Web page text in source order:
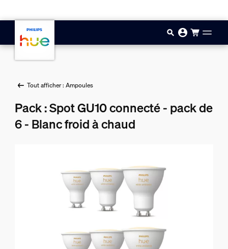
Tout afficher : Ampoules
Pack : Spot GU10 connecté - pack de
6 - Blanc froid à chaud